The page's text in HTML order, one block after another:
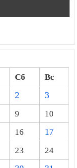
Сб
Вс
2
3
9
10
16
17
23
24